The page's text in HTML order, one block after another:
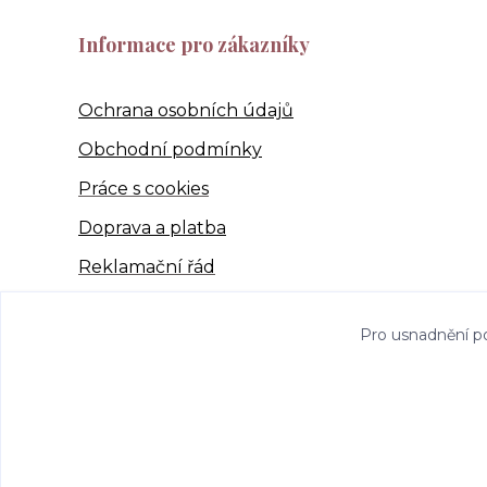
Informace pro zákazníky
Ochrana osobních údajů
Obchodní podmínky
Práce s cookies
Doprava a platba
Reklamační řád
Pro usnadnění